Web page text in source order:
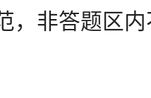
，非答题区